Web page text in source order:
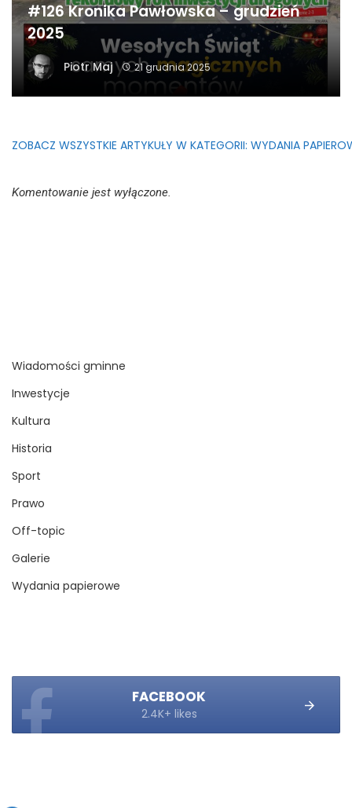
#126 Kronika Pawłowska – grudzień
2025
Piotr Maj 21 grudnia 2025
ZOBACZ WSZYSTKIE ARTYKUŁY W KATEGORII: WYDANIA
Komentowanie jest wyłączone.
Wiadomości gminne
Inwestycje
Kultura
Historia
Sport
Prawo
Off-topic
Galerie
Wydania papierowe
FACEBOOK
2.4K+ likes